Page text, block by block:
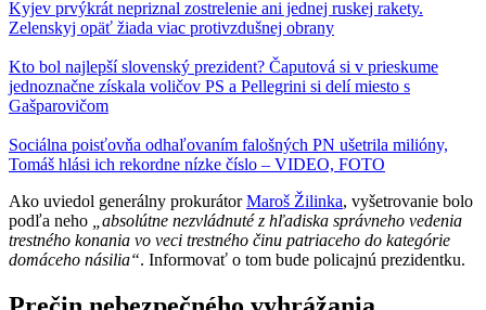
Kyjev prvýkrát nepriznal zostrelenie ani jednej ruskej rakety.
Zelenskyj opäť žiada viac protivzdušnej obrany
Kto bol najlepší slovenský prezident? Čaputová si v prieskume
jednoznačne získala voličov PS a Pellegrini si delí miesto s
Gašparovičom
Sociálna poisťovňa odhaľovaním falošných PN ušetrila milióny,
Tomáš hlási ich rekordne nízke číslo – VIDEO, FOTO
Ako uviedol generálny prokurátorMaroš Žilinka, vyšetrovanie bolo
podľa neho
„absolútne nezvládnuté z hľadiska správneho vedenia
trestného konania vo veci trestného činu patriaceho do kategórie
domáceho násilia“. Informovať o tom bude policajnú prezidentku.